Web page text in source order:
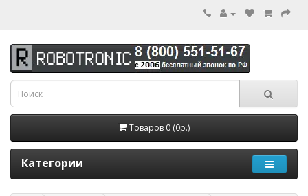
Товаров 0 (0р.)
Категории